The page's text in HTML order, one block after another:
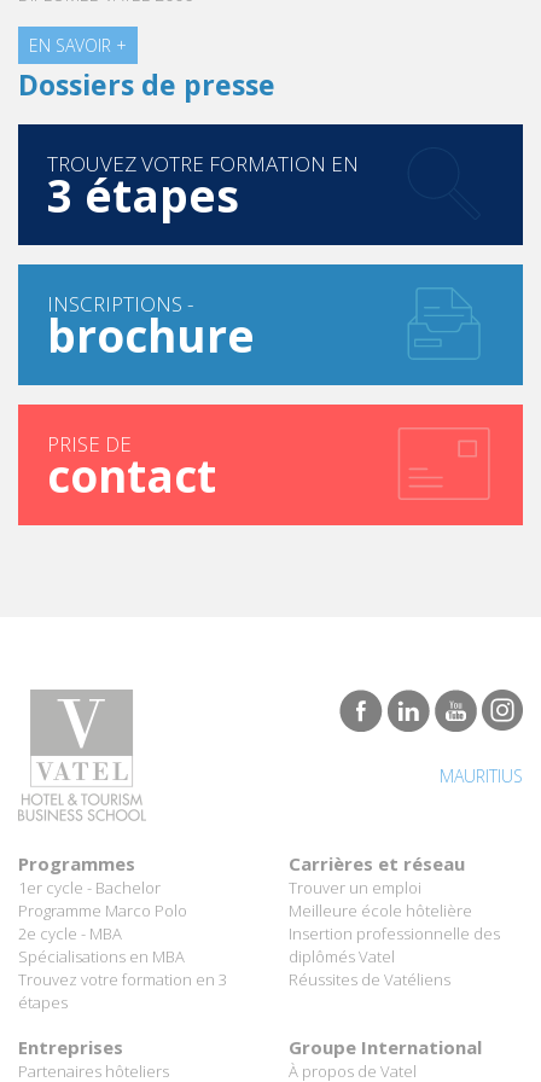
EN SAVOIR +
Dossiers de presse
TROUVEZ VOTRE FORMATION EN
3 étapes
INSCRIPTIONS -
brochure
PRISE DE
contact
MAURITIUS
Programmes
1er cycle - Bachelor
Programme Marco Polo
2e cycle - MBA
Spécialisations en MBA
Trouvez votre formation en 3
étapes
Carrières et réseau
Trouver un emploi
Meilleure école hôtelière
Insertion professionnelle des
diplômés Vatel
Réussites de Vatéliens
Entreprises
Partenaires hôteliers
Groupe International
À propos de Vatel